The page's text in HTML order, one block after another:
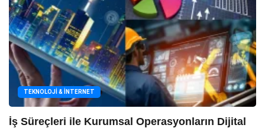
TEKNOLOJI & İNTERNET
İş Süreçleri ile Kurumsal Operasyonların Dijital